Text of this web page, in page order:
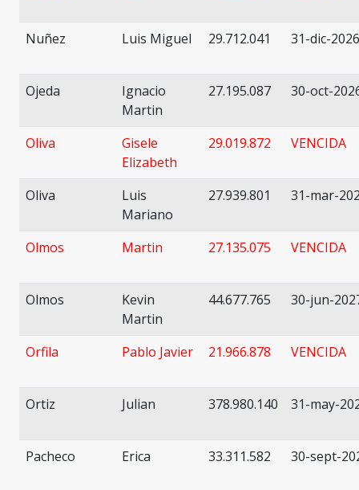
Nuñez Luis Miguel 29.712.041 31-dic-2026
Ojeda
Ignacio
Martin
27.195.087 30-oct-
Oliva
Gisele
Elizabeth
29.019.872 VENCIDA
Oliva
Luis
Mariano
27.939.801 31-mar-
Olmos Martin 27.135.075 VENCIDA
Olmos
Kevin
Martin
44.677.765 30-jun-
Orfila Pablo Javier 21.966.878 VENCIDA
Ortiz Julian 378.980.140 31-may-
Pacheco Erica 33.311.582 30-sept-